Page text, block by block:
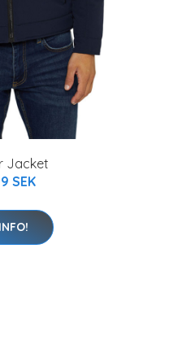
Jacket
SEK